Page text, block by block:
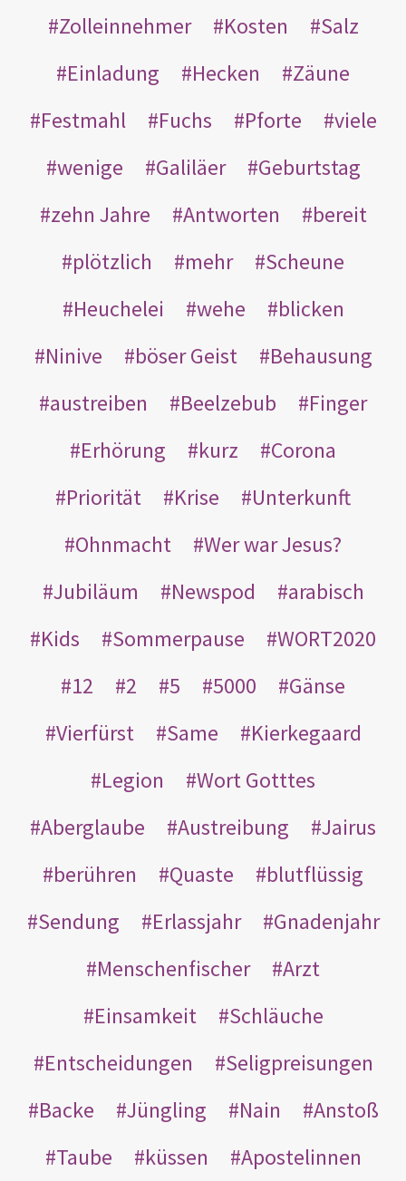
Zolleinnehmer Kosten
Salz
Einladung
Hecken
Zäune
Festmahl
Fuchs Pforte
viele
wenige
Galiläer
Geburtstag
zehn Jahre
Antworten
bereit
plötzlich
mehr
Scheune
Heuchelei
wehe
blicken
Ninive
böser Geist
Behausung
austreiben
Beelzebub
Finger
Erhörung
kurz
Corona
Priorität
Krise
Unterkunft
Ohnmacht
Wer war Jesus?
Jubiläum
Newspod
arabisch
Kids
Sommerpause
WORT2020
12
2 5 5000
Gänse
Vierfürst
Same
Kierkegaard
Legion
Wort Gotttes
Aberglaube
Austreibung
Jairus
berühren
Quaste
blutflüssig
Sendung
Erlassjahr
Gnadenjahr
Menschenfischer
Arzt
Einsamkeit
Schläuche
Entscheidungen
Seligpreisungen
Backe
Jüngling Nain
Anstoß
Taube
küssen
Apostelinnen